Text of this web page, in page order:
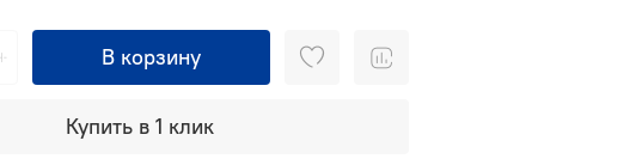
В корзину
Купить в 1 клик